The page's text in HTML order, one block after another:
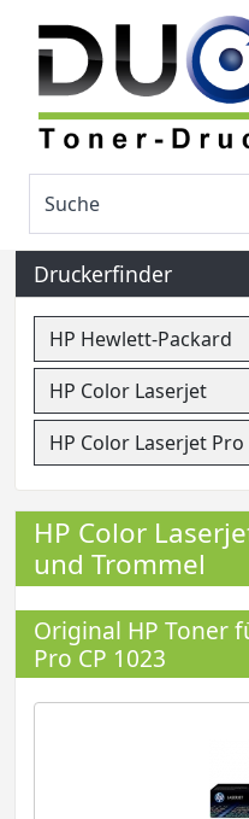
Druckerfinder
HP Color
und Trommel
Original HP Toner
Pro CP 1023